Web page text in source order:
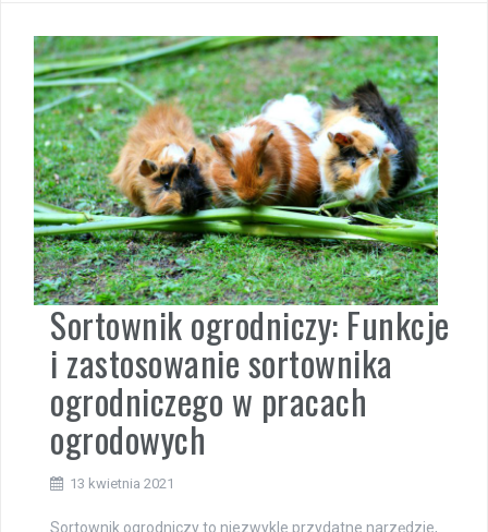
Sortownik ogrodniczy: Funkcje
i zastosowanie sortownika
ogrodniczego w pracach
ogrodowych
13 kwietnia 2021
Sortownik ogrodniczy to niezwykle przydatne narzędzie,